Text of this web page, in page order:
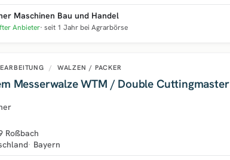
Maschinen Bau und Handel
Anbieter seit 1 Jahr bei Agrarbörse
/ WALZEN / PACKER
Messerwalze WTM / Double Cuttingmaster
Roßbach
Bayern